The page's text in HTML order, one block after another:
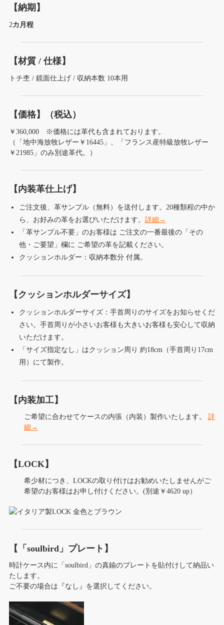
【納期】
2カ月程
【材質 / 仕様】
トチ杢 / 鏡面仕上げ / 収納本数 10本用
【価格】（税込）
￥360,000 ※価格には革代も含まれております。
（「地中海放牧レザー￥16445」、「フランス産特級放牧レザー
￥21985」のみ別途革代。）
【内装革仕上げ】
ご注文後、革サンプル（無料）を送付します。20種類程の中か
ら、お好みの革をお選びいただけます。 詳細→
「革サンプル不要」のお客様は ご注文の一番最後の「その
他・ご要望」欄に ご希望の革を記載ください。
クッションホルダー：収納本数分 付属。
【クッションホルダーサイズ】
クッションホルダーサイズ：手首周りのサイズをお知らせくだ
さい。手首周りが小さいお客様も大きいお客様も安心して収納
いただけます。
「サイズ指定なし」はクッション周り 約18cm（手首周り17cm
用）にて製作。
【内装加工】
ご希望に合わせてケースの内張（内装）製作いたします。 詳
細→
【LOCK】
希少材につき、LOCKの取り付けはお勧めいたしませんがご
希望のお客様はお申し付けください。(別途￥4620 up）
【「soulbird」プレート】
時計ケース内に「soulbird」の真鍮のプレートを貼付けして納品い
たします。
ご不要の場合は『なし』を選択してください。